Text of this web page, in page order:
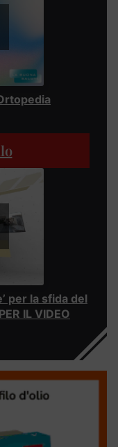
per la sfida del
IL VIDEO